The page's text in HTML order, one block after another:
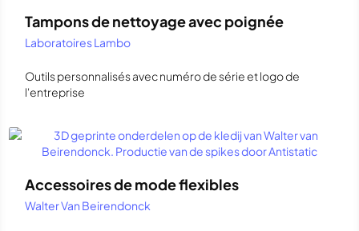
Tampons de nettoyage avec poignée
Laboratoires Lambo
Outils personnalisés avec numéro de série et logo de
l'entreprise
Accessoires de mode flexibles
Walter Van Beirendonck